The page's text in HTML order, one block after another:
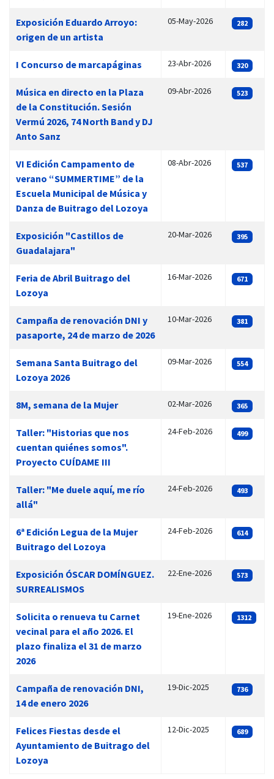
Exposición Eduardo Arroyo:
origen de un artista
05-May-2026 282
I Concurso de marcapáginas 23-Abr-2026 320
Música en directo en la Plaza
de la Constitución. Sesión
Vermú 2026, 74 North Band y DJ
Anto Sanz
09-Abr-2026 523
VI Edición Campamento de
verano “SUMMERTIME” de la
Escuela Municipal de Música y
Danza de Buitrago del Lozoya
08-Abr-2026 537
Exposición "Castillos de
Guadalajara"
20-Mar-2026 395
Feria de Abril Buitrago del
Lozoya
16-Mar-2026 671
Campaña de renovación DNI y
pasaporte, 24 de marzo de 2026
10-Mar-2026 381
Semana Santa Buitrago del
Lozoya 2026
09-Mar-2026 554
8M, semana de la Mujer 02-Mar-2026 365
Taller: "Historias que nos
cuentan quiénes somos".
Proyecto CUÍDAME III
24-Feb-2026 499
Taller: "Me duele aquí, me río
allá"
24-Feb-2026 493
6ª Edición Legua de la Mujer
Buitrago del Lozoya
24-Feb-2026 614
Exposición ÓSCAR DOMÍNGUEZ.
SURREALISMOS
22-Ene-2026 573
Solicita o renueva tu Carnet
vecinal para el año 2026. El
plazo finaliza el 31 de marzo
2026
19-Ene-2026 1312
Campaña de renovación DNI,
14 de enero 2026
19-Dic-2025 736
Felices Fiestas desde el
Ayuntamiento de Buitrago del
Lozoya
12-Dic-2025 689